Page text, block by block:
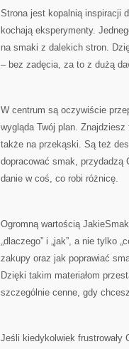
Strona jest kopalnią inspiracji
kochają eksperymenty.
na smaki z dalekich stron.
– bez zadęcia, za to z dużą
W centrum są oczywiście
wygląda Twój plan.
także na przekąski. Są też
dopracować smak, przydadzą
danie w coś, co robi różnicę.
Ogromną wartością
„dlaczego” i „jak”, a nie tylko
zakupy oraz jak poprawiać
Dzięki takim materiałom
szczególnie cenne, gdy
Jeśli kiedykolwiek